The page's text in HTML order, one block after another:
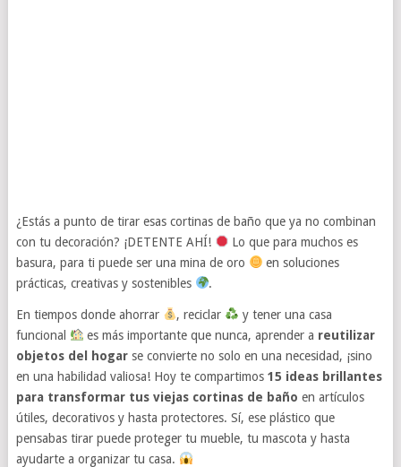
¿Estás a punto de tirar esas cortinas de baño que ya no combinan
con tu decoración? ¡DETENTE AHÍ!
Lo que para muchos es
basura, para ti puede ser una mina de oro
en soluciones
prácticas, creativas y sostenibles
.
En tiempos donde ahorrar , reciclar
y tener una casa
funcional
es más importante que nunca, aprender a reutilizar
objetos del hogarse convierte no solo en una necesidad, ¡sino
en una habilidad valiosa! Hoy te compartimos 15 ideas brillantes
para transformar tus viejas cortinas de baño en artículos
útiles, decorativos y hasta protectores. Sí, ese plástico que
pensabas tirar puede proteger tu mueble, tu mascota y hasta
ayudarte a organizar tu casa.